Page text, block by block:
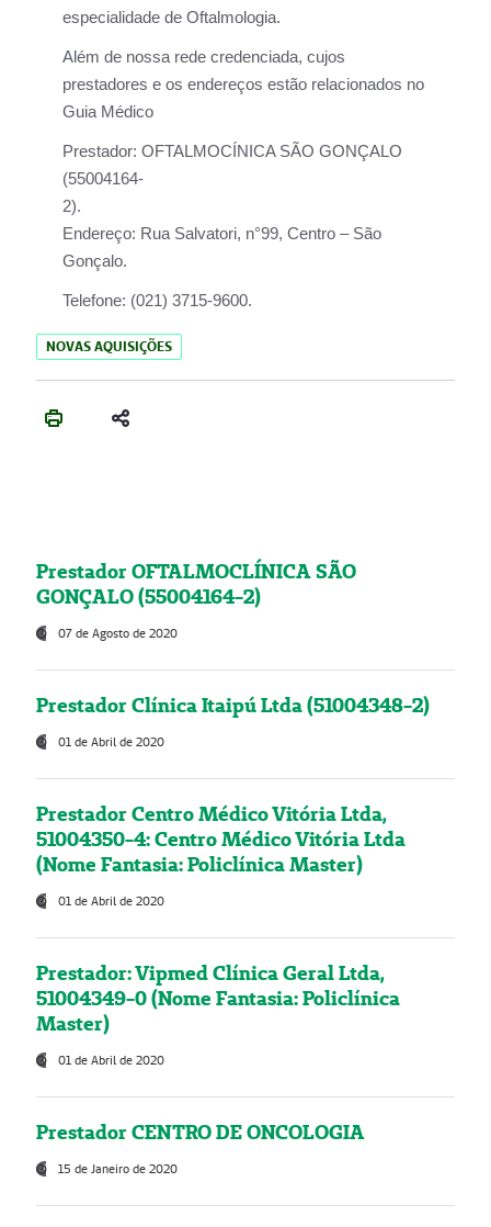
especialidade de Oftalmologia.
Além de nossa rede credenciada, cujos
prestadores e os endereços estão relacionados no
Guia Médico
Prestador: OFTALMOCÍNICA SÃO GONÇALO
(55004164-
2).
Endereço: Rua Salvatori, n°99, Centro – São
Gonçalo.
Telefone: (021) 3715-9600.
NOVAS AQUISIÇÕES
Prestador OFTALMOCLÍNICA SÃO
GONÇALO (55004164-2)
07 de Agosto de 2020
Prestador Clínica Itaipú Ltda (51004348-2)
01 de Abril de 2020
Prestador Centro Médico Vitória Ltda,
51004350-4: Centro Médico Vitória Ltda
(Nome Fantasia: Policlínica Master)
01 de Abril de 2020
Prestador: Vipmed Clínica Geral Ltda,
51004349-0 (Nome Fantasia: Policlínica
Master)
01 de Abril de 2020
Prestador CENTRO DE ONCOLOGIA
15 de Janeiro de 2020